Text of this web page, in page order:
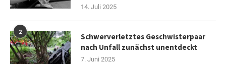
14. Juli 2025
2
Schwerverletztes Geschwisterpaar
nach Unfall zunächst unentdeckt
7. Juni 2025